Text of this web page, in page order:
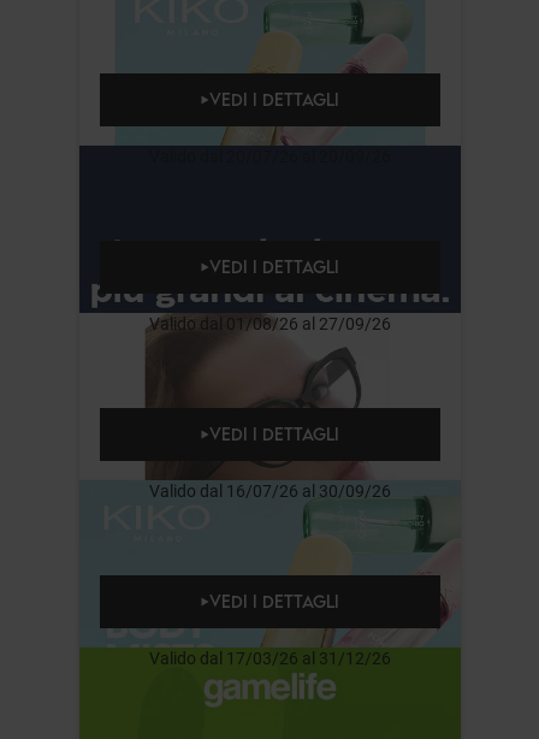
VEDI I DETTAGLI
VEDI I DETTAGLI
Valido dal 01/08/26 al 27/09/26
VEDI I DETTAGLI
Valido dal 16/07/26 al 30/09/26
VEDI I DETTAGLI
Valido dal 17/03/26 al 31/12/26